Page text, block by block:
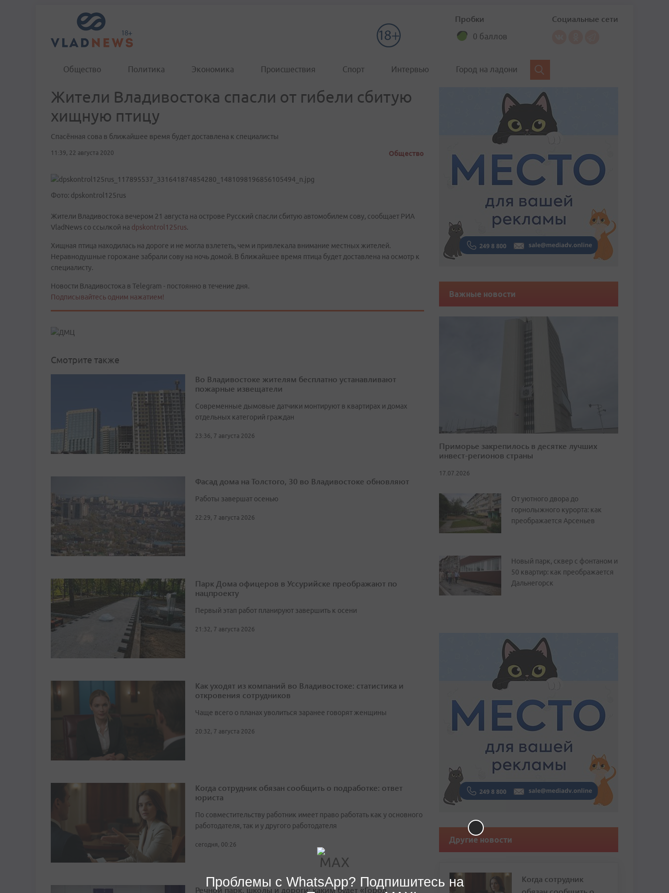
Пробки
0 баллов
Социальные сети
Общество Политика Экономика Происшествия Спорт Интервью Город на ладони
Жители Владивостока спасли от гибели сбитую
хищную птицу
Спасённая сова в ближайшее время будет доставлена к специалисты
11:39, 22 августа 2020 Общество
Фото: dpskontrol125rus
Жители Владивостока вечером 21 августа на острове Русский спасли сбитую автомобилем сову, сообщает РИА
VladNews со ссылкой на dpskontrol125rus.
Хищная птица находилась на дороге и не могла взлететь, чем и привлекала внимание местных жителей.
Неравнодушные горожане забрали сову на ночь домой. В ближайшее время птица будет доставлена на осмотр к
специалисту.
Новости Владивостока в Telegram - постоянно в течение дня.
Подписывайтесь одним нажатием!
Смотрите также
Во Владивостоке жителям бесплатно устанавливают
пожарные извещатели
Современные дымовые датчики монтируют в квартирах и домах
отдельных категорий граждан
23:36, 7 августа 2026
Фасад дома на Толстого, 30 во Владивостоке обновляют
Работы завершат осенью
22:29, 7 августа 2026
Парк Дома офицеров в Уссурийске преображают по
нацпроекту
Первый этап работ планируют завершить к осени
21:32, 7 августа 2026
Как уходят из компаний во Владивостоке: статистика и
откровения сотрудников
Чаще всего о планах уволиться заранее говорят женщины
20:32, 7 августа 2026
Когда сотрудник обязан сообщить о подработке: ответ
юриста
По совместительству работник имеет право работать как у основного
работодателя, так и у другого работодателя
сегодня, 00:26
Речной парк, школы и дороги: каким будет «Город
Важные новости
Приморье закрепилось в десятке лучших
инвест-регионов страны
17.07.2026
От уютного двора до
горнолыжного курорта: как
преображается Арсеньев
Новый парк, сквер с фонтаном и
50 квартир: как преображается
Дальнегорск
Другие новости
Когда сотрудник
Проблемы с WhatsApp? Подпишитесь на